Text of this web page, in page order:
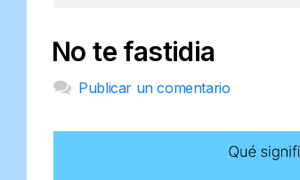
No te fastidia
Publicar un comentario